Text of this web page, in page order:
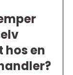
hos en